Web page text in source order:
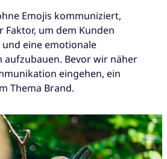
Emojis kommuniziert,
um dem Kunden
eine emotionale
aufzubauen. Bevor wir näher
eingehen, ein
Thema Brand.